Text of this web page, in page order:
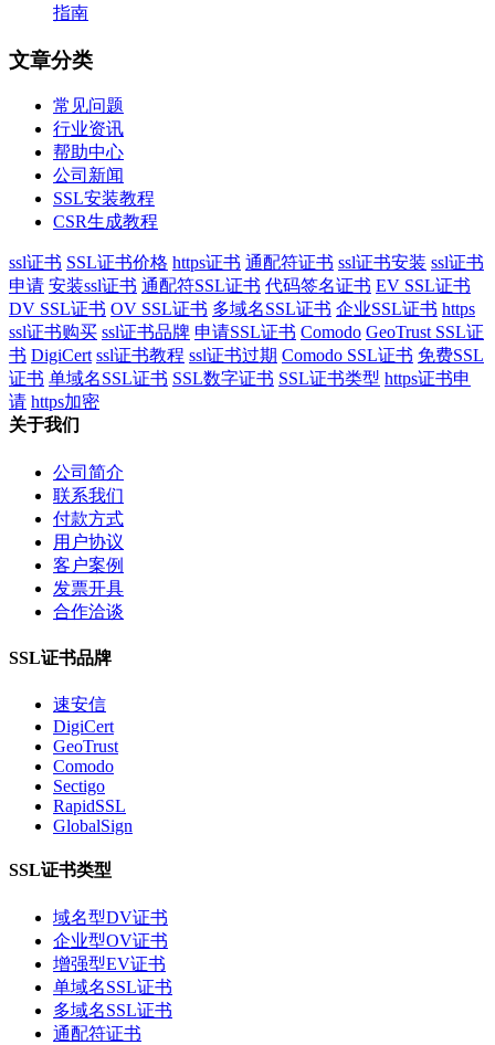
指南
文章分类
常见问题
行业资讯
帮助中心
公司新闻
SSL安装教程
CSR生成教程
ssl证书 SSL证书价格 https证书 通配符证书 ssl证书安装 ssl证书
申请 安装ssl证书 通配符SSL证书 代码签名证书 EV SSL证书
DV SSL证书 OV SSL证书 多域名SSL证书 企业SSL证书 https
ssl证书购买 ssl证书品牌 申请SSL证书 Comodo GeoTrust SSL证
书 DigiCert ssl证书教程 ssl证书过期 Comodo SSL证书 免费SSL
证书 单域名SSL证书 SSL数字证书 SSL证书类型 https证书申
请 https加密
关于我们
公司简介
联系我们
付款方式
用户协议
客户案例
发票开具
合作洽谈
SSL证书品牌
速安信
DigiCert
GeoTrust
Comodo
Sectigo
RapidSSL
GlobalSign
SSL证书类型
域名型DV证书
企业型OV证书
增强型EV证书
单域名SSL证书
多域名SSL证书
通配符证书